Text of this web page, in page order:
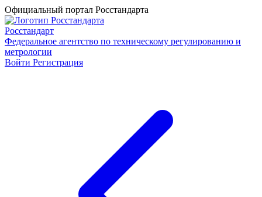
Официальный портал Росстандарта
Росстандарт
Федеральное агентство по техническому регулированию и
метрологии
Войти Регистрация